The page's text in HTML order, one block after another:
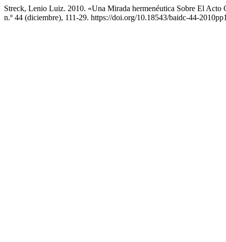
Streck, Lenio Luiz. 2010. «Una Mirada hermenéutica Sobre El Acto
n.º 44 (diciembre), 111-29. https://doi.org/10.18543/baidc-44-